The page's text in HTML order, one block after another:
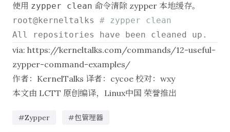
使用 zypper clean 命令清除 zypper 本地缓存。
root@kerneltalks # zypper clean
via: https://kerneltalks.com/commands/12-useful-
zypper-command-examples/
作者： KernelTalks 译者： cycoe 校对： wxy
本文由 LCTT 原创编译， Linux中国 荣誉推出
#Zypper #包管理器